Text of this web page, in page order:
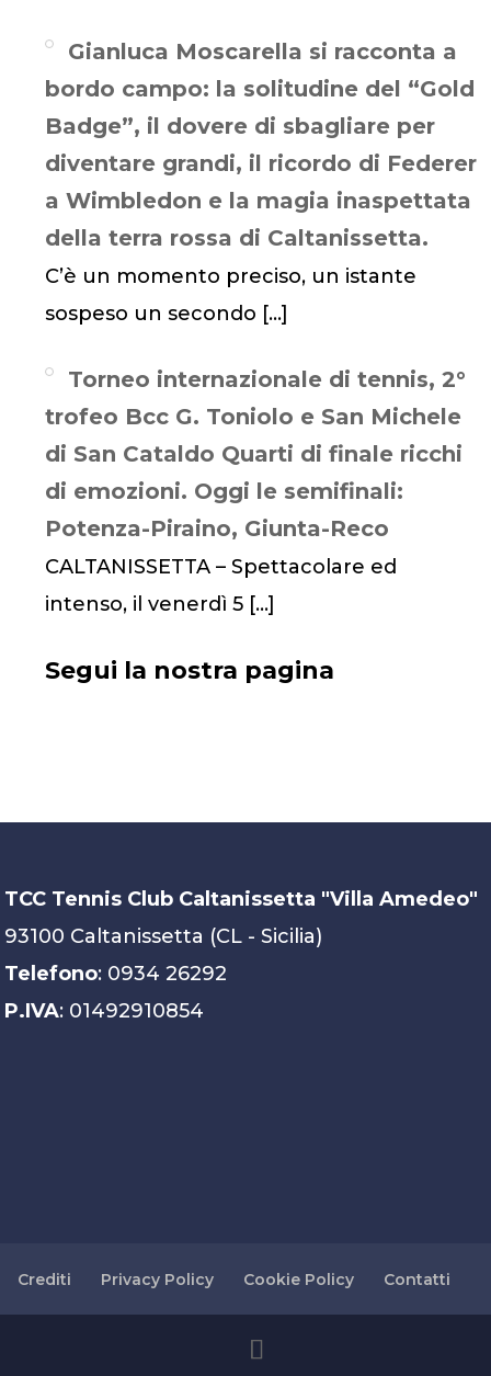
Gianluca Moscarella si racconta a
bordo campo: la solitudine del “Gold
Badge”, il dovere di sbagliare per
diventare grandi, il ricordo di Federer
a Wimbledon e la magia inaspettata
della terra rossa di Caltanissetta.
C’è un momento preciso, un istante
sospeso un secondo […]
Torneo internazionale di tennis, 2°
trofeo Bcc G. Toniolo e San Michele
di San Cataldo Quarti di finale ricchi
di emozioni. Oggi le semifinali:
Potenza-Piraino, Giunta-Reco
CALTANISSETTA – Spettacolare ed
intenso, il venerdì 5 […]
Segui la nostra pagina
TCC Tennis Club Caltanissetta "Villa Amedeo"
93100 Caltanissetta (CL - Sicilia)
Telefono: 0934 26292
P.IVA: 01492910854
Crediti Privacy Policy Cookie Policy Contatti